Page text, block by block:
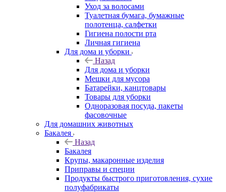
Уход за волосами
Туалетная бумага, бумажные
полотенца, салфетки
Гигиена полости рта
Личная гигиена
Для дома и уборки
Назад
Для дома и уборки
Мешки для мусора
Батарейки, канцтовары
Товары для уборки
Одноразовая посуда, пакеты
фасовочные
Для домашних животных
Бакалея
Назад
Бакалея
Крупы, макаронные изделия
Приправы и специи
Продукты быстрого приготовления, сухие
полуфабрикаты